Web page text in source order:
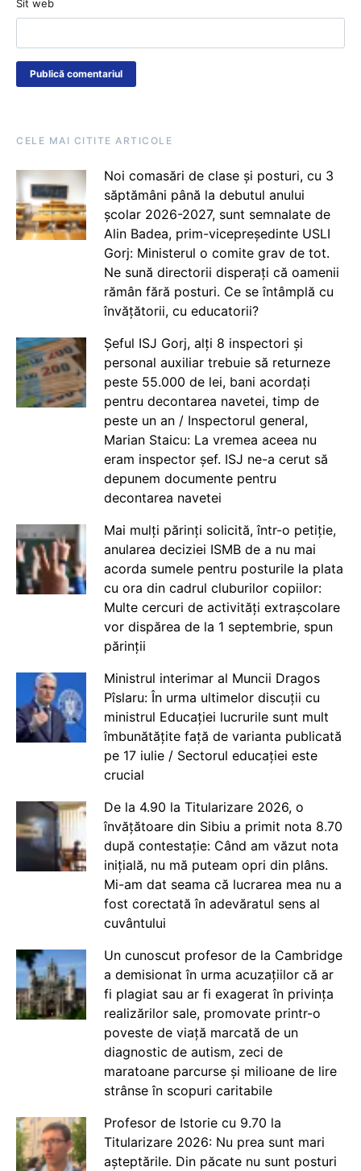
Sit web
CELE MAI CITITE ARTICOLE
Noi comasări de clase și posturi, cu 3
săptămâni până la debutul anului
școlar 2026-2027, sunt semnalate de
Alin Badea, prim-vicepreședinte USLI
Gorj: Ministerul o comite grav de tot.
Ne sună directorii disperați că oamenii
rămân fără posturi. Ce se întâmplă cu
învățătorii, cu educatorii?
Șeful ISJ Gorj, alți 8 inspectori și
personal auxiliar trebuie să returneze
peste 55.000 de lei, bani acordați
pentru decontarea navetei, timp de
peste un an / Inspectorul general,
Marian Staicu: La vremea aceea nu
eram inspector șef. ISJ ne-a cerut să
depunem documente pentru
decontarea navetei
Mai mulți părinți solicită, într-o petiție,
anularea deciziei ISMB de a nu mai
acorda sumele pentru posturile la plata
cu ora din cadrul cluburilor copiilor:
Multe cercuri de activități extrașcolare
vor dispărea de la 1 septembrie, spun
părinții
Ministrul interimar al Muncii Dragos
Pîslaru: În urma ultimelor discuții cu
ministrul Educației lucrurile sunt mult
îmbunătățite față de varianta publicată
pe 17 iulie / Sectorul educației este
crucial
De la 4.90 la Titularizare 2026, o
învățătoare din Sibiu a primit nota 8.70
după contestație: Când am văzut nota
inițială, nu mă puteam opri din plâns.
Mi-am dat seama că lucrarea mea nu a
fost corectată în adevăratul sens al
cuvântului
Un cunoscut profesor de la Cambridge
a demisionat în urma acuzațiilor că ar
fi plagiat sau ar fi exagerat în privința
realizărilor sale, promovate printr-o
poveste de viață marcată de un
diagnostic de autism, zeci de
maratoane parcurse și milioane de lire
strânse în scopuri caritabile
Profesor de Istorie cu 9.70 la
Titularizare 2026: Nu prea sunt mari
așteptările. Din păcate nu sunt posturi